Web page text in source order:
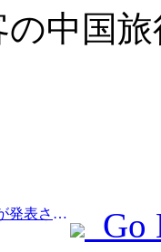
中国
Prev:6つの主要賞の最終受賞者が発表され、100を超えるホテルや企業が年間賞を受賞しました。
Go